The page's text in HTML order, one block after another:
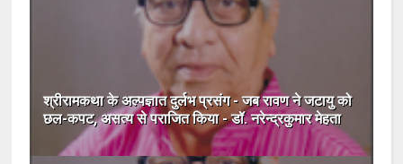
श्रीरामकथा के अल्पज्ञात दुर्लभ प्रसंग - जब रावण ने जटायु को
छल-कपट, असत्य से पराजित किया - डॉ. नरेन्द्रकुमार मेहता